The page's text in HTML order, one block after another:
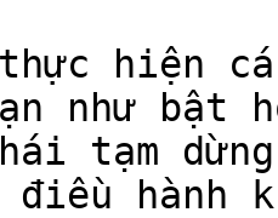
hiện
như bật
tạm
hành